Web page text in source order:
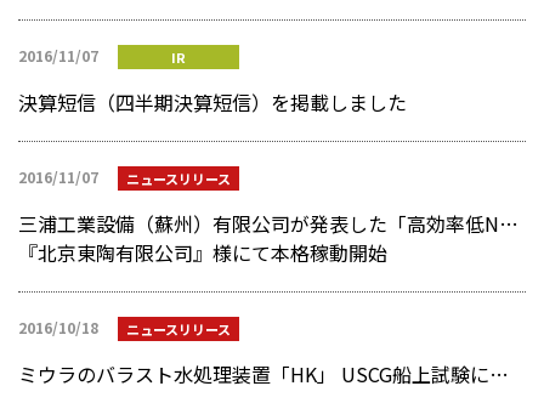
2016/11/07 IR
決算短信（四半期決算短信）を掲載しました
2016/11/07 ニュースリリース
三浦工業設備（蘇州）有限公司が発表した「高効率低NOx機種LXシリーズ」の初号機が
『北京東陶有限公司』様にて本格稼動開始
2016/10/18 ニュースリリース
ミウラのバラスト水処理装置「HK」 USCG船上試験に向けて運転テスト開始